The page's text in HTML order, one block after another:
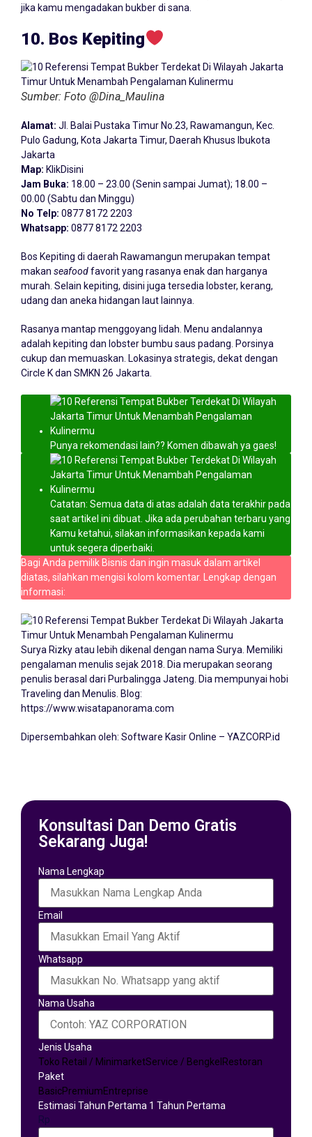
jika kamu mengadakan bukber di sana.
10. Bos Kepiting
Sumber: Foto @Dina_Maulina
Alamat: Jl. Balai Pustaka Timur No.23, Rawamangun, Kec.
Pulo Gadung, Kota Jakarta Timur, Daerah Khusus Ibukota
Jakarta
Map: KlikDisini
Jam Buka: 18.00 – 23.00 (Senin sampai Jumat); 18.00 –
00.00 (Sabtu dan Minggu)
No Telp: 0877 8172 2203
Whatsapp: 0877 8172 2203
Bos Kepiting di daerah Rawamangun merupakan tempat
makan seafoodfavorit yang rasanya enak dan harganya
murah. Selain kepiting, disini juga tersedia lobster, kerang,
udang dan aneka hidangan laut lainnya.
Rasanya mantap menggoyang lidah. Menu andalannya
adalah kepiting dan lobster bumbu saus padang. Porsinya
cukup dan memuaskan. Lokasinya strategis, dekat dengan
Circle K dan SMKN 26 Jakarta.
Punya rekomendasi lain?? Komen dibawah ya gaes!
Catatan: Semua data di atas adalah data terakhir pada
saat artikel ini dibuat. Jika ada perubahan terbaru yang
Kamu ketahui, silakan informasikan kepada kami
untuk segera diperbaiki.
Bagi Anda pemilik Bisnis dan ingin masuk dalam artikel
diatas, silahkan mengisi kolom komentar. Lengkap dengan
informasi:
Surya Rizky atau lebih dikenal dengan nama Surya. Memiliki
pengalaman menulis sejak 2018. Dia merupakan seorang
penulis berasal dari Purbalingga Jateng. Dia mempunyai hobi
Traveling dan Menulis. Blog:
https://www.wisatapanorama.com
Dipersembahkan oleh: Software Kasir Online – YAZCORP.id
Konsultasi Dan Demo Gratis
Sekarang Juga!
Nama Lengkap
Email
Whatsapp
Nama Usaha
Jenis Usaha
Toko Retail / MinimarketService / Bengkel Restoran
Paket
BasicPremiumEntreprise
Estimasi Tahun Pertama 1 Tahun Pertama
Rp